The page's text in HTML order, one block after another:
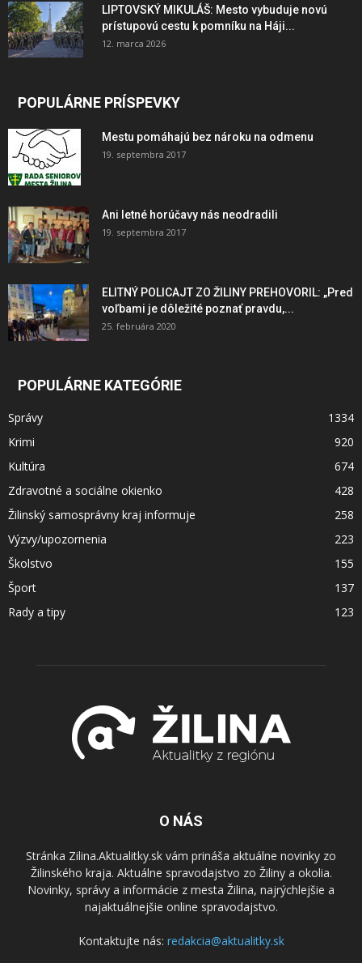
LIPTOVSKÝ MIKULÁŠ: Mesto vybuduje novú
prístupovú cestu k pomníku na Háji...
12. marca 2026
POPULÁRNE PRÍSPEVKY
Mestu pomáhajú bez nároku na odmenu
19. septembra 2017
Ani letné horúčavy nás neodradili
19. septembra 2017
ELITNÝ POLICAJT ZO ŽILINY PREHOVORIL: „Pred
voľbami je dôležité poznať pravdu,...
25. februára 2020
POPULÁRNE KATEGÓRIE
Správy
1334
Krimi
920
Kultúra
674
Zdravotné a sociálne okienko
428
Žilinský samosprávny kraj informuje
258
Výzvy/upozornenia
223
Školstvo
155
Šport
137
Rady a tipy
123
O NÁS
Stránka Zilina.Aktualitky.sk vám prináša aktuálne novinky zo
Žilinského kraja. Aktuálne spravodajstvo zo Žiliny a okolia.
Novinky, správy a informácie z mesta Žilina, najrýchlejšie a
najaktuálnejšie online spravodajstvo.
Kontaktujte nás: redakcia@aktualitky.sk